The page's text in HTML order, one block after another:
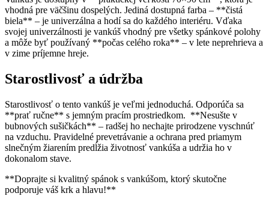
vhodná pre väčšinu dospelých. Jediná dostupná farba – **čistá
biela** – je univerzálna a hodí sa do každého interiéru. Vďaka
svojej univerzálnosti je vankúš vhodný pre všetky spánkové polohy
a môže byť používaný **počas celého roka** – v lete neprehrieva a
v zime príjemne hreje.
Starostlivosť a údržba
Starostlivosť o tento vankúš je veľmi jednoduchá. Odporúča sa
**prať ručne** s jemným pracím prostriedkom. **Nesušte v
bubnových sušičkách** – radšej ho nechajte prirodzene vyschnúť
na vzduchu. Pravidelné prevetrávanie a ochrana pred priamym
slnečným žiarením predĺžia životnosť vankúša a udržia ho v
dokonalom stave.
**Doprajte si kvalitný spánok s vankúšom, ktorý skutočne
podporuje váš krk a hlavu!**